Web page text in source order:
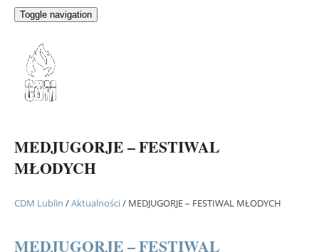
Toggle navigation
MEDJUGORJE – FESTIWAL
MŁODYCH
CDM Lublin /Aktualności/ MEDJUGORJE – FESTIWAL MŁODYCH
MEDJUGORJE – FESTIWAL